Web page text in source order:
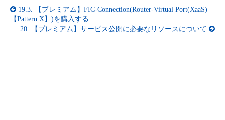
19.3.
【プレミアム】FIC-Connection(Router-Virtual Port(XaaS)
【Pattern X】)を購入する
20.
【プレミアム】サービス公開に必要なリソースについて